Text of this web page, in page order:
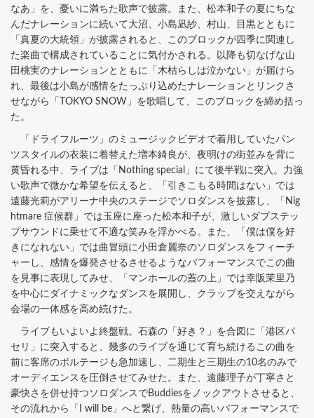
なあ」を、憂いに満ちた歌声で披露。また、松本和子の夏にちな
んだナレーションに続いて大沼、小島凪紗、村山、目黒とともに
「真夏の大統領」が披露されると、このブロックが四季に関連し
た楽曲で構成されていることに気付かされる。以降も切なげな山
田桃実のナレーションとともに「木枯らしは泣かない」が届けら
れ、最後は小島が感情をたっぷり込めたナレーションとリンクさ
せながら「TOKYO SNOW」を歌唱して、このブロックを締め括っ
た。
「ドライフルーツ」のミュージックビデオで着用していたパン
ツスタイルの衣装に着替えた増本綺良が、夜明けの街並みを背に
黄昏れる中、ライブは「Nothing special」にて後半戦に突入。力強
い歌声で微かな希望を伝えると、「引きこもる時間はない」では
遠藤光莉がアリーナ中央のステージでソロダンスを披露し、「Nig
htmare 症候群」では玉座に座った松本和子が、激しいダブステッ
プサウンドに乗せて不適な笑みを浮かべる。また、「僕は僕を好
きになれない」では曲冒頭に小田倉麗奈のソロダンスをフィーチ
ャーし、感情を爆発させるさせるようなパフォーマンスでこの曲
を見事に表現してみせ、「マンホールの蓋の上」では幸阪茉里乃
を中心にダイナミックなダンスを展開し、クラップを交えながら
会場の一体感を高め続けた。
ライブもいよいよ終盤戦。石森の「好き？」を合図に「港区パ
セリ」に突入すると、幾多のライブを通じて育ち続けるこの曲を
前に客席のボルテージも急加速し、二期生と三期生の10名のみで
オーディエンスを圧倒させてみせた。また、遠藤理子が丁寧さと
豪快さを併せ持つソロダンスでBuddiesをノックアウトさせると、
その流れから「I will be」へと繋げ、熱量の高いパフォーマンスで